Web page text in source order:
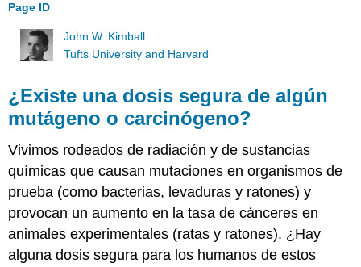
Page ID
John W. Kimball
Tufts University and Harvard
¿Existe una dosis segura de algún
mutágeno o carcinógeno?
Vivimos rodeados de radiación y de sustancias
químicas que causan mutaciones en organismos de
prueba (como bacterias, levaduras y ratones) y
provocan un aumento en la tasa de cánceres en
animales experimentales (ratas y ratones). ¿Hay
alguna dosis segura para los humanos de estos